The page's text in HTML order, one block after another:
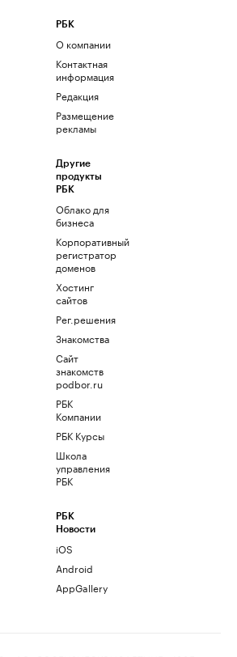
РБК
О компании
Контактная
информация
Редакция
Размещение
рекламы
Другие
продукты
РБК
Облако для
бизнеса
Корпоративный
регистратор
доменов
Хостинг
сайтов
Рег.решения
Знакомства
Сайт
знакомств
podbor.ru
РБК
Компании
РБК Курсы
Школа
управления
РБК
РБК
Новости
iOS
Android
AppGallery